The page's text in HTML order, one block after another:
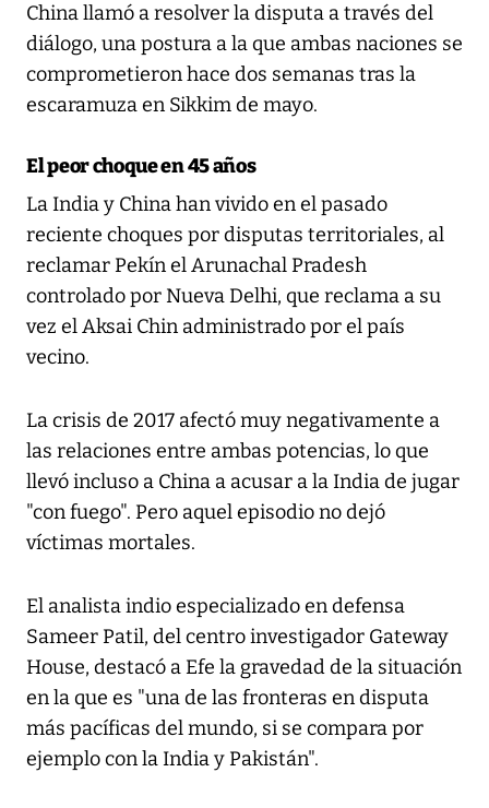
China llamó a resolver la disputa a través del
diálogo, una postura a la que ambas naciones se
comprometieron hace dos semanas tras la
escaramuza en Sikkim de mayo.
El peor choque en 45 años
La India y China han vivido en el pasado
reciente choques por disputas territoriales, al
reclamar Pekín el Arunachal Pradesh
controlado por Nueva Delhi, que reclama a su
vez el Aksai Chin administrado por el país
vecino.
La crisis de 2017 afectó muy negativamente a
las relaciones entre ambas potencias, lo que
llevó incluso a China a acusar a la India de jugar
"con fuego". Pero aquel episodio no dejó
víctimas mortales.
El analista indio especializado en defensa
Sameer Patil, del centro investigador Gateway
House, destacó a Efe la gravedad de la situación
en la que es "una de las fronteras en disputa
más pacíficas del mundo, si se compara por
ejemplo con la India y Pakistán".